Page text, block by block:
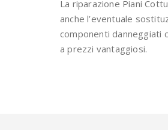
La riparazione Piani
anche l’eventuale
componenti danneggiati
a prezzi vantaggiosi.